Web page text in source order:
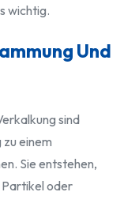
wichtig.
Und
sind
einem
Sie entstehen,
Partikel oder